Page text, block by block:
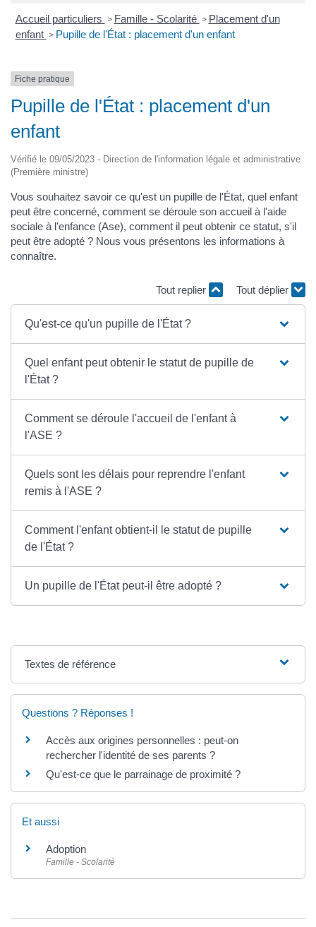
Accueil particuliers > Famille - Scolarité > Placement d'un
enfant > Pupille de l'État : placement d'un enfant
Fiche pratique
Pupille de l'État : placement d'un
enfant
Vérifié le 09/05/2023 - Direction de l'information légale et administrative
(Première ministre)
Vous souhaitez savoir ce qu'est un pupille de l'État, quel enfant
peut être concerné, comment se déroule son accueil à l'aide
sociale à l'enfance (Ase), comment il peut obtenir ce statut, s'il
peut être adopté ? Nous vous présentons les informations à
connaître.
Tout replier Tout déplier
Qu'est-ce qu'un pupille de l'État ?
Quel enfant peut obtenir le statut de pupille de
l'État ?
Comment se déroule l'accueil de l'enfant à
l'ASE ?
Quels sont les délais pour reprendre l'enfant
remis à l'ASE ?
Comment l'enfant obtient-il le statut de pupille
de l'État ?
Un pupille de l'État peut-il être adopté ?
Textes de référence
Questions ? Réponses !
Accès aux origines personnelles : peut-on
rechercher l'identité de ses parents ?
Qu'est-ce que le parrainage de proximité ?
Et aussi
Adoption
Famille - Scolarité